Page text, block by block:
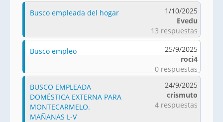
Busco empleada del hogar
1/10/2025
Evedu
13 respuestas
Busco empleo
25/9/2025
roci4
0 respuestas
BUSCO EMPLEADA
DOMÉSTICA EXTERNA PARA
MONTECARMELO.
MAÑANAS L-V
24/9/2025
crismuto
4 respuestas